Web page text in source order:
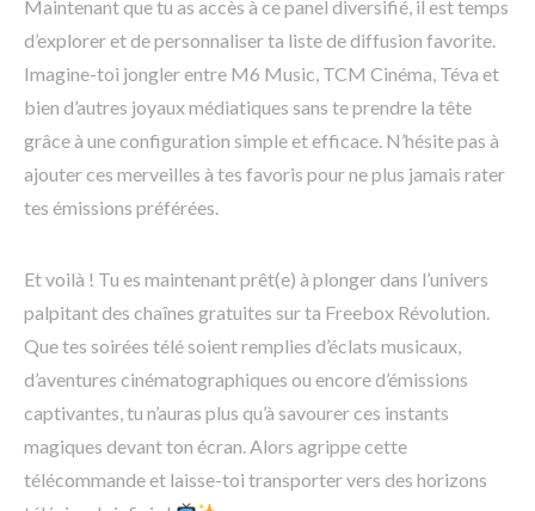
Maintenant que tu as accès à ce panel diversifié, il est temps
d’explorer et de personnaliser ta liste de diffusion favorite.
Imagine-toi jongler entre M6 Music, TCM Cinéma, Téva et
bien d’autres joyaux médiatiques sans te prendre la tête
grâce à une configuration simple et efficace. N’hésite pas à
ajouter ces merveilles à tes favoris pour ne plus jamais rater
tes émissions préférées.
Et voilà ! Tu es maintenant prêt(e) à plonger dans l’univers
palpitant des chaînes gratuites sur ta Freebox Révolution.
Que tes soirées télé soient remplies d’éclats musicaux,
d’aventures cinématographiques ou encore d’émissions
captivantes, tu n’auras plus qu’à savourer ces instants
magiques devant ton écran. Alors agrippe cette
télécommande et laisse-toi transporter vers des horizons